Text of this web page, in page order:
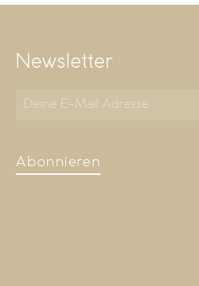
Newsletter
Abonnieren